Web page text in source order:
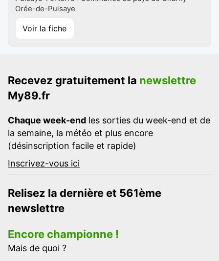
Orée-de-Puisaye
Voir la fiche
Recevez gratuitement la newslettre
My89.fr
Chaque week-end les sorties du week-end et de
la semaine, la météo et plus encore
(désinscription facile et rapide)
Inscrivez-vous ici
Relisez la dernière et 561ème
newslettre
Encore championne !
Mais de quoi ?